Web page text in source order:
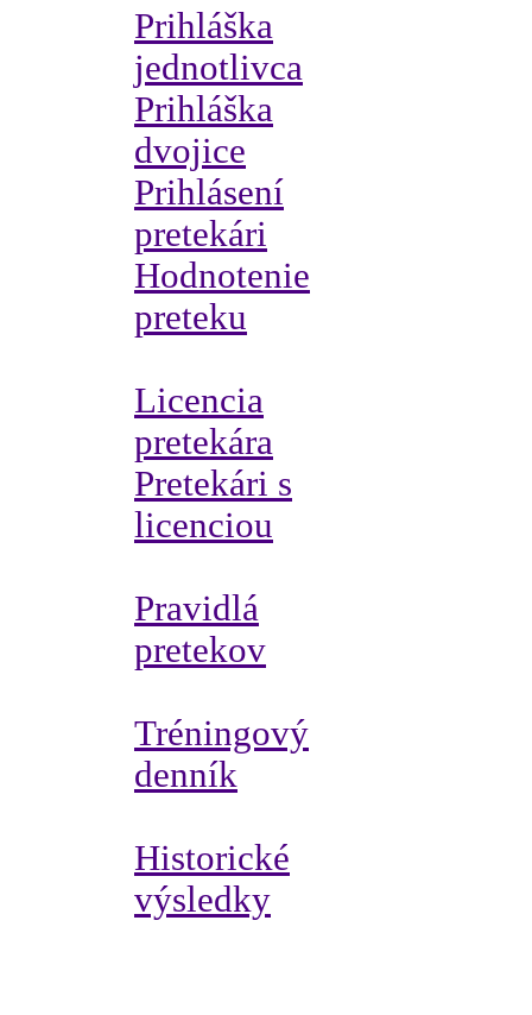
Prihláška
jednotlivca
Prihláška
dvojice
Prihlásení
pretekári
Hodnotenie
preteku
Licencia
pretekára
Pretekári s
licenciou
Pravidlá
pretekov
Tréningový
denník
Historické
výsledky